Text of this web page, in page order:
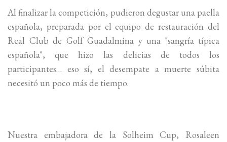
Al finalizar la competición, pudieron degustar una paella
española, preparada por el equipo de restauración del
Real Club de Golf Guadalmina y una "sangría típica
española", que hizo las delicias de todos los
participantes… eso sí, el desempate a muerte súbita
necesitó un poco más de tiempo.
Nuestra embajadora de la Solheim Cup, Rosaleen